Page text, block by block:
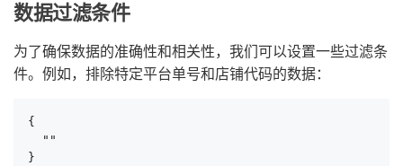
数据过滤条件
为了确保数据的准确性和相关性，我们可以设置一些过滤条
件。例如，排除特定平台单号和店铺代码的数据：
{
  ""
}